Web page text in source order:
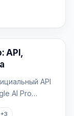
API,
API
AI Pro
+3